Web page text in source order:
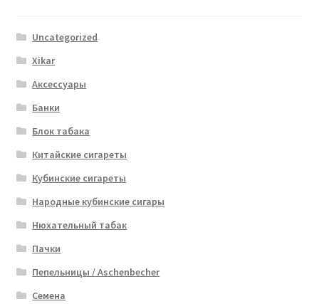
Uncategorized
Xikar
Аксессуары
Банки
Блок табака
Китайские сигареты
Кубинские сигареты
Народные кубинские сигары
Нюхательный табак
Пачки
Пепельницы / Aschenbecher
Семена